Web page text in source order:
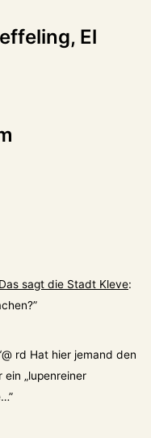
El
sagt die Stadt Kleve:
”
@ rd Hat hier jemand den
ein „lupenreiner
”